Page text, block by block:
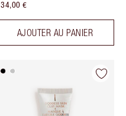
34,00 €
AJOUTER AU PANIER